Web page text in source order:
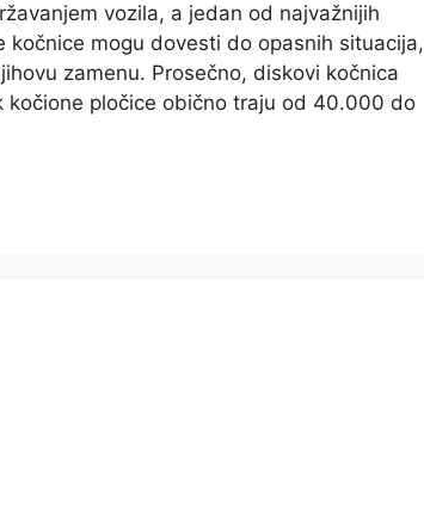
vozila, a jedan od najvažnijih
mogu dovesti do opasnih situacija,
zamenu. Prosečno, diskovi kočnica
pločice obično traju od 40.000 do